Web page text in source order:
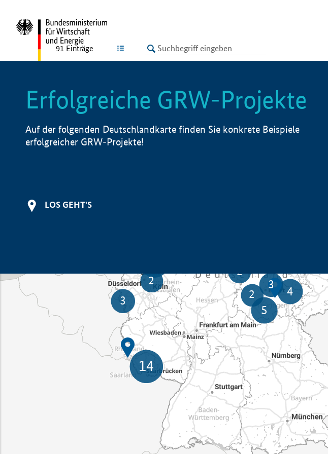
LISTE
91 Einträge
Erfolgreiche GRW-Projekte
Auf der folgenden Deutschlandkarte finden Sie konkrete Beispiele
erfolgreicher GRW-Projekte!
LOS GEHT'S